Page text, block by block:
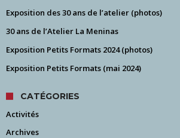
Exposition des 30 ans de l’atelier (photos)
30 ans de l’Atelier La Meninas
Exposition Petits Formats 2024 (photos)
Exposition Petits Formats (mai 2024)
CATÉGORIES
Activités
Archives